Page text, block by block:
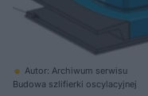
Autor: Archiwum serwisu
Budowa szlifierki oscylacyjnej